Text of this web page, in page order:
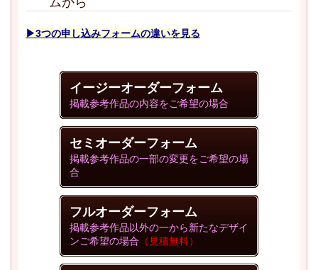
▶3つの申し込みフォームの違いを見る
イージーオーダーフォーム
掲載参考作品の内容をご希望の場合
セミオーダーフォーム
掲載参考作品の一部の変更をご希望の場
合
フルオーダーフォーム
掲載参考作品以外の一から新たなデザイ
ンご希望の場合 （見積無料）